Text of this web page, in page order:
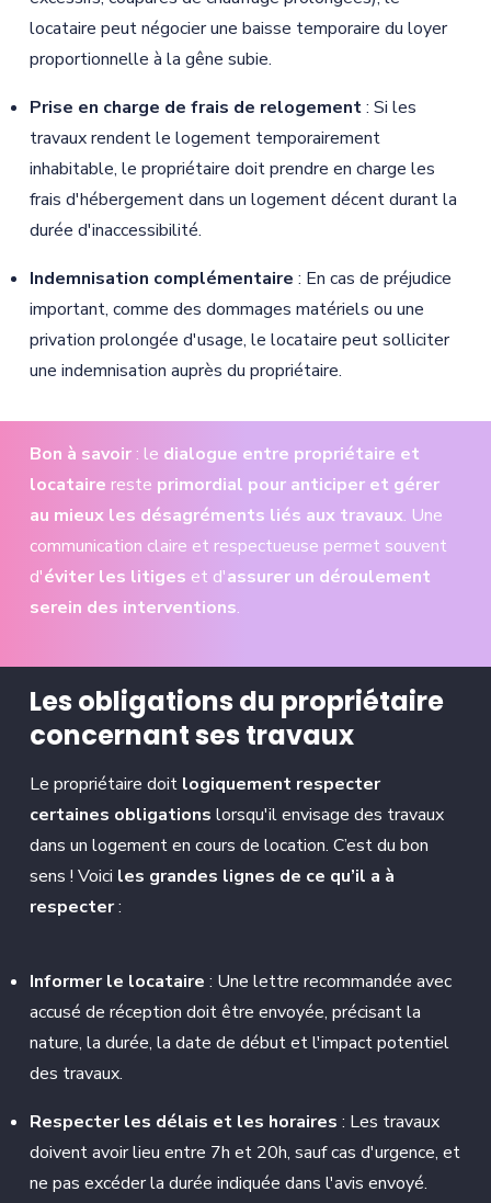
locataire peut négocier une baisse temporaire du loyer
proportionnelle à la gêne subie.
Prise en charge de frais de relogement: Si les
travaux rendent le logement temporairement
inhabitable, le propriétaire doit prendre en charge les
frais d'hébergement dans un logement décent durant la
durée d'inaccessibilité.
Indemnisation complémentaire : En cas de préjudice
important, comme des dommages matériels ou une
privation prolongée d'usage, le locataire peut solliciter
une indemnisation auprès du propriétaire.
Bon à savoir: le dialogue entre propriétaire et
locataire reste primordial pour anticiper et gérer
au mieux les désagréments liés aux travaux. Une
communication claire et respectueuse permet souvent
d'éviter les litiges et d'assurer un déroulement
serein des interventions.
Les obligations du propriétaire
concernant ses travaux
Le propriétaire doit logiquement respecter
certaines obligations lorsqu'il envisage des travaux
dans un logement en cours de location. C’est du bon
sens ! Voici les grandes lignes de ce qu’il a à
respecter:
Informer le locataire : Une lettre recommandée avec
accusé de réception doit être envoyée, précisant la
nature, la durée, la date de début et l'impact potentiel
des travaux.
Respecter les délais et les horaires : Les travaux
doivent avoir lieu entre 7h et 20h, sauf cas d'urgence, et
ne pas excéder la durée indiquée dans l'avis envoyé.